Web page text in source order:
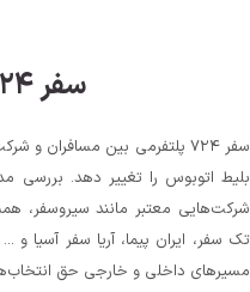
سفر ۷۲۴ چیست؟
سفر ۷۲۴ پلتفرمی بین
بلیط اتوبوس را تغییر دهد. بررسی
شرکت‌هایی معتبر مانند سیروسفر،
تک سفر، ایران پیما، آریا سفر آسیا
مسیرهای داخلی و خارجی حق